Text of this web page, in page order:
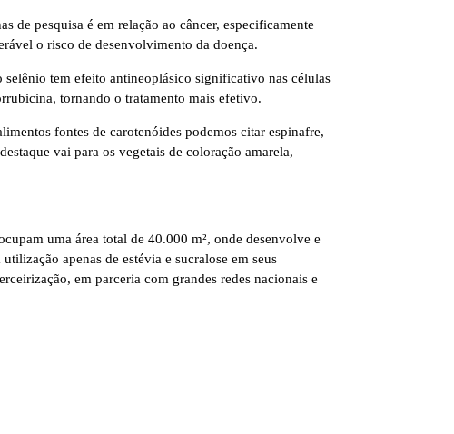
de pesquisa é em relação ao câncer, especificamente
o risco de desenvolvimento da doença.
tem efeito antineoplásico significativo nas células
tornando o tratamento mais efetivo.
fontes de carotenóides podemos citar espinafre,
vai para os vegetais de coloração amarela,
uma área total de 40.000 m², onde desenvolve e
apenas de estévia e sucralose em seus
em parceria com grandes redes nacionais e